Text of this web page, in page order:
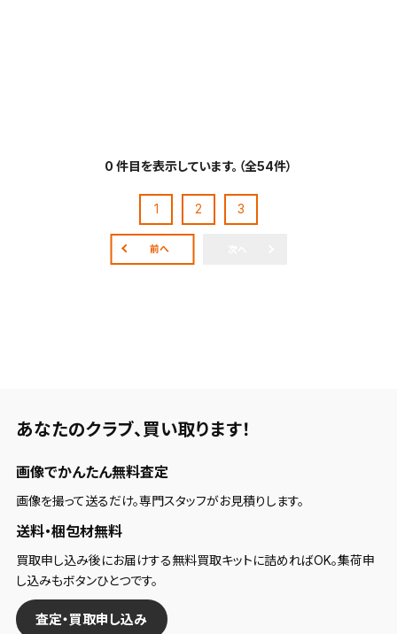
この検索条件をマイページ内「保存検索条件一覧」に
よく探す商品を、毎回条件指定することなく簡単に開
くことができます。
が入荷した際に、メール及びお客様のアカウント内の
「お知らせ」で通知します。
保存された検索条件は変更できません。
条件を変更したい場合は、マイページの「保存検索条
件一覧」から画面を表示し、条件を変更の上、保存し直
してください。
これまで保存した検索条件は、マイページの「保存検
0 件目を表示しています。（全54件）
前へ
1 2 3
あなたのクラブ、 買い取ります！
画像でかんたん無料査定
画像を撮って送るだけ。専門スタッフがお見積りします。
送料・梱包材無料
買取申し込み後にお届けする無料買取キットに詰めればOK。集荷申
し込みもボタンひとつです。
査定・買取申し込み